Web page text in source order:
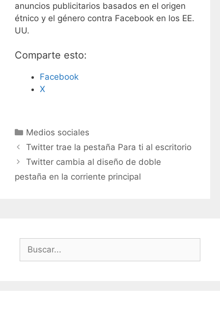
anuncios publicitarios basados ​​en el origen
étnico y el género contra Facebook en los EE.
UU.
Comparte esto:
Facebook
X
C
a
e
g
s
Medios sociales
Twitter trae la pestaña Para ti al escritorio
Twitter cambia al diseño de doble
pestaña en la corriente principal